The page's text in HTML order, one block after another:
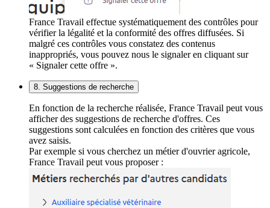
France Travail effectue systématiquement des contrôles pour
vérifier la légalité et la conformité des offres diffusées. Si
malgré ces contrôles vous constatez des contenus
inappropriés, vous pouvez nous le signaler en cliquant sur
« Signaler cette offre ».
8. Suggestions de recherche
En fonction de la recherche réalisée, France Travail peut vous
afficher des suggestions de recherche d'offres. Ces
suggestions sont calculées en fonction des critères que vous
avez saisis.
Par exemple si vous cherchez un métier d'ouvrier agricole,
France Travail peut vous proposer :